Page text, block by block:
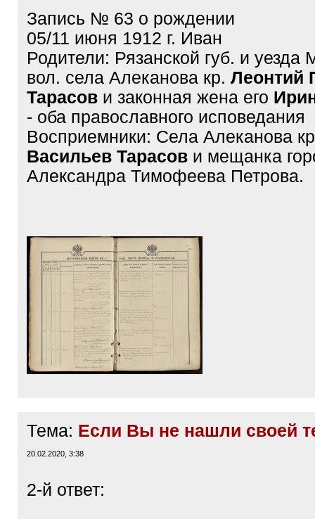
Запись № 63 о рождении
05/11 июня 1912 г. Иван
Родители: Рязанской губ. и уезда
вол. села Алеканова кр. Леонтий
Тарасов и законная жена его
- оба православного исповедания
Восприемники: Села Алеканова
Васильев Тарасов и мещанка
Александра Тимофеева Петрова.
Тема: Если Вы не нашли своей
20.02.2020, 3:38
2-й ответ: